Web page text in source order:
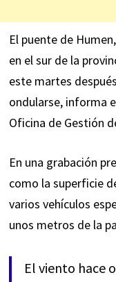
El puente de
en el sur de la
este martes
ondularse, informa
Oficina de Gestión
En una grabación
como la superficie
varios vehículos
unos metros de la
El viento hace